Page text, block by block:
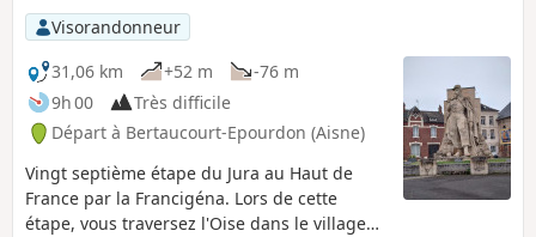
Visorandonneur
31,06 km
+52 m
-76 m
9h 00
Très difficile
Départ à Bertaucourt-Epourdon (Aisne)
Vingt septième étape du Jura au Haut de
France par la Francigéna. Lors de cette
étape, vous traversez l'Oise dans le village